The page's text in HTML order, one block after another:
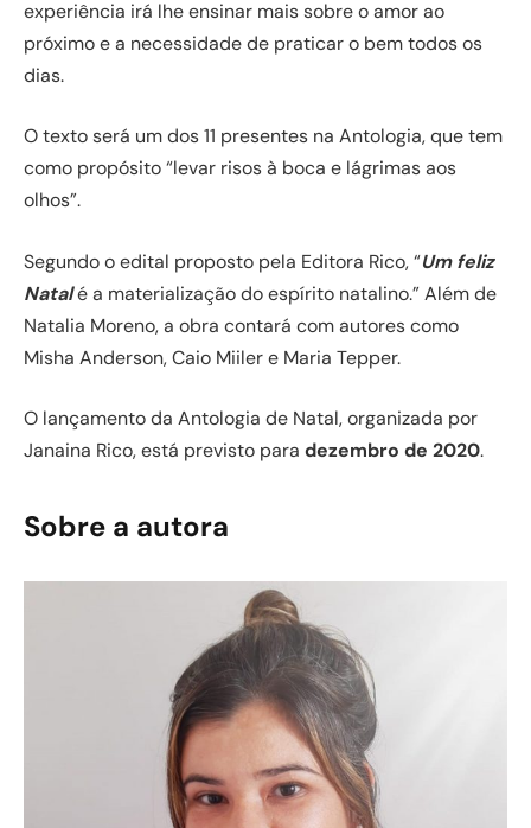
experiência irá lhe ensinar mais sobre o amor ao
próximo e a necessidade de praticar o bem todos os
dias.
O texto será um dos 11 presentes na Antologia, que tem
como propósito “levar risos à boca e lágrimas aos
olhos”.
Segundo o edital proposto pela Editora Rico, “Um feliz
Natalé a materialização do espírito natalino.” Além de
Natalia Moreno, a obra contará com autores como
Misha Anderson, Caio Miiler e Maria Tepper.
O lançamento da Antologia de Natal, organizada por
Janaina Rico, está previsto para dezembro de 2020.
Sobre a autora